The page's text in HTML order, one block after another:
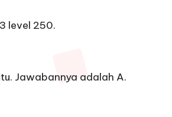
level 250.
Jawabannya adalah A.